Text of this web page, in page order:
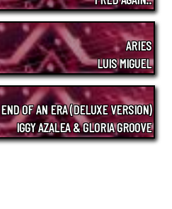
ARIES
LUIS MIGUEL
END OF AN ERA (DELUXE VERSION)
IGGY AZALEA & GLORIA GROOVE